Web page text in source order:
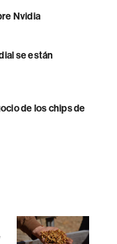
Nvidia
se están
de los chips de